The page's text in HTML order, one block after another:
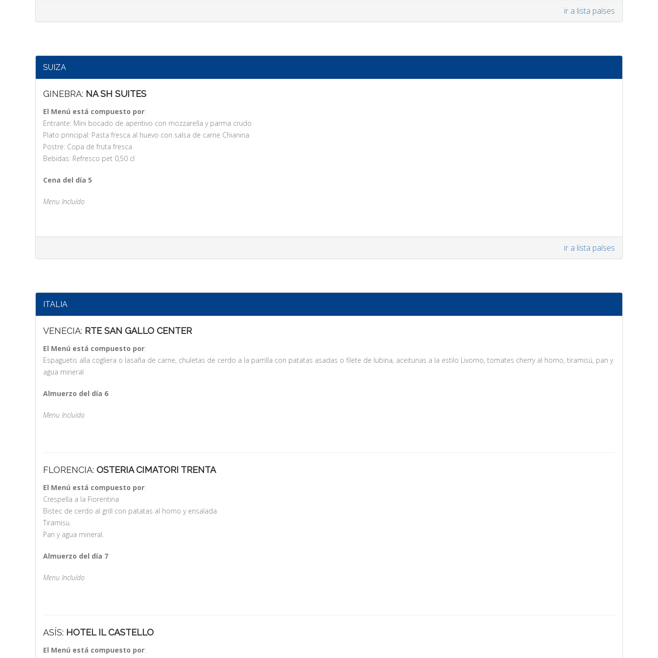
ir a lista países
SUIZA
GINEBRA: NA SH SUITES
El Menú está compuesto por:
Entrante: Mini bocado de aperitivo con mozzarella y parma crudo
Plato principal: Pasta fresca al huevo con salsa de carne Chianina
Postre: Copa de fruta fresca
Bebidas: Refresco pet 0,50 cl
Cena del día 5
Menu Incluído
ir a lista países
ITALIA
VENECIA: RTE SAN GALLO CENTER
El Menú está compuesto por:
Espaguetis alla cogliera o lasaña de carne, chuletas de cerdo a la parrilla con patatas asadas o filete de lubina, aceitunas a la estilo Livorno, tomates cherry al horno, tiramisú, pan y
agua mineral
Almuerzo del día 6
Menu Incluído
FLORENCIA: OSTERIA CIMATORI TRENTA
El Menú está compuesto por:
Crespella a la Fiorentina
Bistec de cerdo al grill con patatas al horno y ensalada
Tiramisu.
Pan y agua mineral.
Almuerzo del día 7
Menu Incluído
ASÍS: HOTEL IL CASTELLO
El Menú está compuesto por: